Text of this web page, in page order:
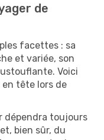
de
facettes : sa
et variée, son
Voici
tête lors de
dépendra toujours
bien sûr, du